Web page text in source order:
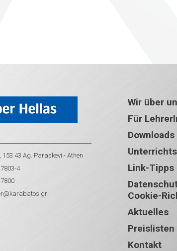
153 43 Ag. Paraskevi - Athen
4
Wir über
Für
Downloads
Link-Tipps
Cookie-
Aktuelles
Preislisten
Kontakt